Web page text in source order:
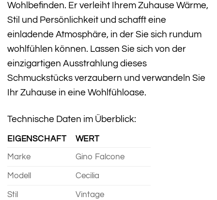
Wohlbefinden. Er verleiht Ihrem Zuhause Wärme,
Stil und Persönlichkeit und schafft eine
einladende Atmosphäre, in der Sie sich rundum
wohlfühlen können. Lassen Sie sich von der
einzigartigen Ausstrahlung dieses
Schmuckstücks verzaubern und verwandeln Sie
Ihr Zuhause in eine Wohlfühloase.
Technische Daten im Überblick:
EIGENSCHAFT WERT
Marke Gino Falcone
Modell Cecilia
Stil Vintage